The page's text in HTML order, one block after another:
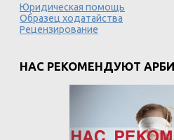
Юридическая помощь
Образец ходатайства
Рецензирование
НАС РЕКОМЕНДУЮТ